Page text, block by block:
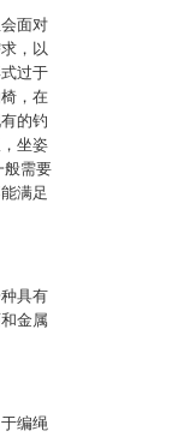
面对
，以
过于
，在
的钓
坐姿
般需要
满足
具有
金属
编绳